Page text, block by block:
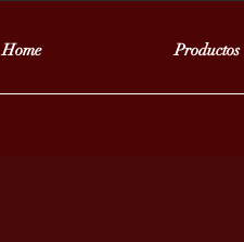
Home Productos